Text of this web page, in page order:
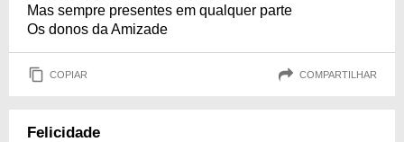
Mas sempre presentes em qualquer parte
Os donos da Amizade
COPIAR COMPARTILHAR
Felicidade